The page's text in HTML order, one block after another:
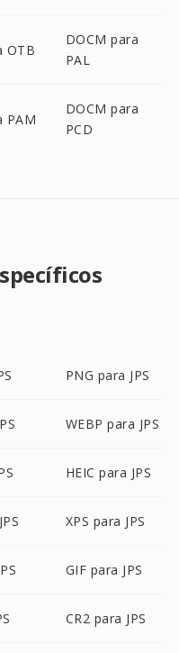
OTB
DOCM para
PAL
PAM
DOCM para
PCD
PNG para JPS
WEBP para JPS
HEIC para JPS
XPS para JPS
GIF para JPS
CR2 para JPS